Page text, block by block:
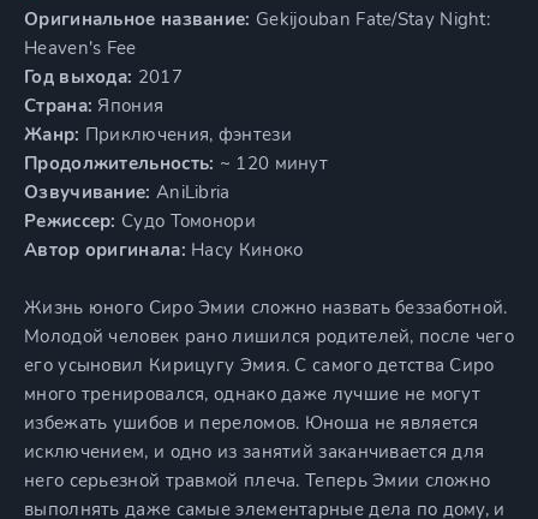
Оригинальное название: Gekijouban Fate/Stay Night:
Heaven's Fee
Год выхода: 2017
Страна: Япония
Жанр: Приключения, фэнтези
Продолжительность: ~ 120 минут
Озвучивание: AniLibria
Режиссер: Судо Томонори
Автор оригинала: Насу Киноко
Жизнь юного Сиро Эмии сложно назвать беззаботной.
Молодой человек рано лишился родителей, после чего
его усыновил Кирицугу Эмия. С самого детства Сиро
много тренировался, однако даже лучшие не могут
избежать ушибов и переломов. Юноша не является
исключением, и одно из занятий заканчивается для
него серьезной травмой плеча. Теперь Эмии сложно
выполнять даже самые элементарные дела по дому, и